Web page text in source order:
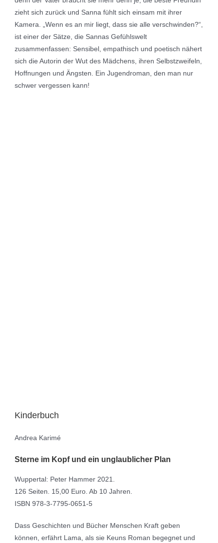
zieht sich zurück und Sanna fühlt sich einsam mit ihrer
Kamera. „Wenn es an mir liegt, dass sie alle verschwinden?“,
ist einer der Sätze, die Sannas Gefühlswelt
zusammenfassen: Sensibel, empathisch und poetisch nähert
sich die Autorin der Wut des Mädchens, ihren Selbstzweifeln,
Hoffnungen und Ängsten. Ein Jugendroman, den man nur
schwer vergessen kann!
Kinderbuch
Andrea Karimé
Sterne im Kopf und ein unglaublicher Plan
Wuppertal: Peter Hammer 2021.
126 Seiten. 15,00 Euro. Ab 10 Jahren.
ISBN 978-3-7795-0651-5
Dass Geschichten und Bücher Menschen Kraft geben
können, erfährt Lama, als sie Keuns Roman begegnet und